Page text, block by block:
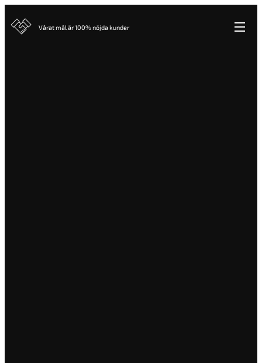
Vårat mål är 100% nöjda kunder